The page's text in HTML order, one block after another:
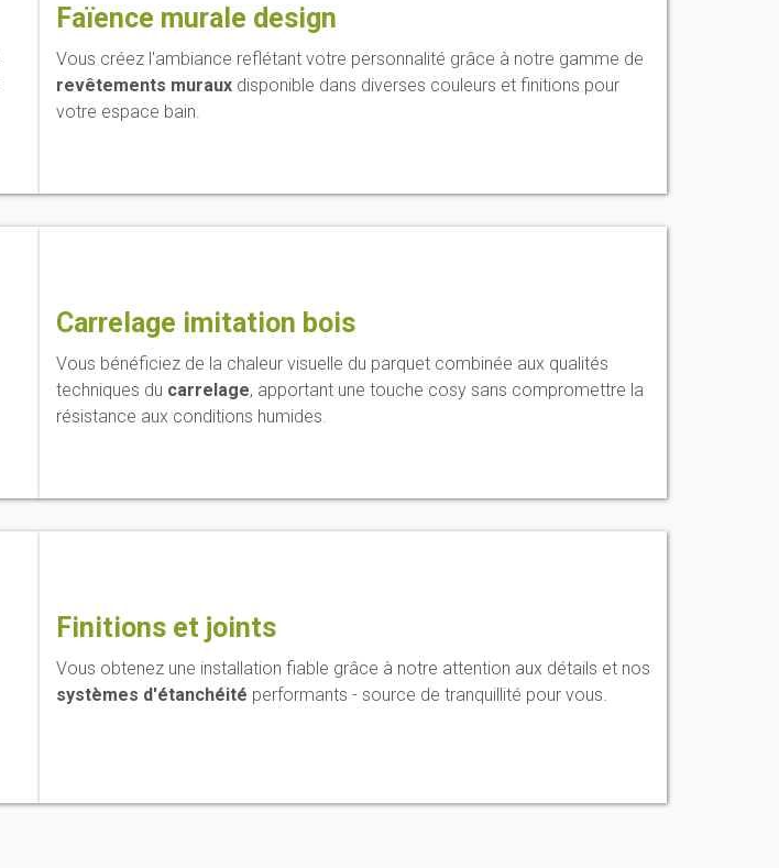
Faïence murale design
Vous créez l'ambiance reflétant votre personnalité grâce à notre gamme de
revêtements muraux disponible dans diverses couleurs et finitions pour
votre espace bain.
Carrelage imitation bois
Vous bénéficiez de la chaleur visuelle du parquet combinée aux qualités
techniques du carrelage, apportant une touche cosy sans compromettre la
résistance aux conditions humides.
Finitions et joints
Vous obtenez une installation fiable grâce à notre attention aux détails et nos
systèmes d'étanchéité performants - source de tranquillité pour vous.